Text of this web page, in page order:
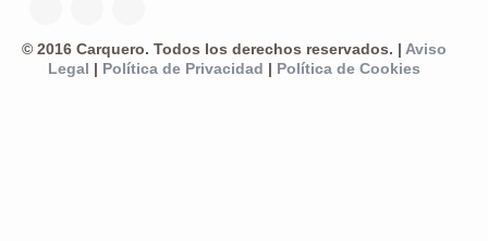
© 2016 Carquero. Todos los derechos reservados. | Aviso
Legal
Política de Privacidad Política de Cookies